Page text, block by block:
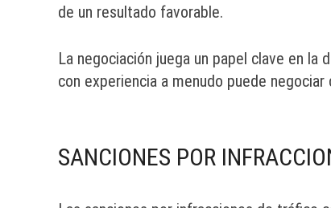
de un resultado favorable.
La negociación juega un papel clave en la
con experiencia a menudo puede
SANCIONES POR